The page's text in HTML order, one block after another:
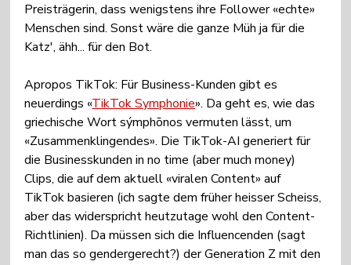
Preisträgerin, dass wenigstens ihre Follower «echte»
Menschen sind. Sonst wäre die ganze Müh ja für die
Katz', ähh... für den Bot.
Apropos TikTok: Für Business-Kunden gibt es
neuerdings «TikTok Symphonie». Da geht es, wie das
griechische Wort sýmphōnos vermuten lässt, um
«Zusammenklingendes». Die TikTok-AI generiert für
die Businesskunden in no time (aber much money)
Clips, die auf dem aktuell «viralen Content» auf
TikTok basieren (ich sagte dem früher heisser Scheiss,
aber das widerspricht heutzutage wohl den Content-
Richtlinien). Da müssen sich die Influencenden (sagt
man das so gendergerecht?) der Generation Z mit den